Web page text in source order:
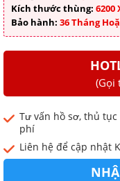
Kích thước thùng: 6200
Bảo hành: 36 Tháng
(Gọi
Tư vấn hồ sơ, thủ
phí
Liên hệ để cập nhật